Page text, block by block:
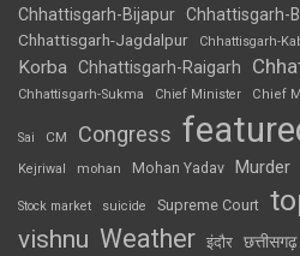
Chhattisgarh-Bijapur Chhattisgarh-
Chhattisgarh-Jagdalpur Chhattisgarh-
Korba Chhattisgarh-Raigarh
Chhattisgarh-Sukma Chief Minister Chief
Sai CM Congress
Kejriwal mohan Mohan Yadav Murder
Stock market suicide Supreme Court
vishnu Weather इंदौर छत्तीसगढ़